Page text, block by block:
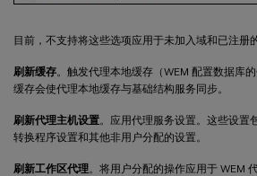
目前，不支持将这些选项应用于未加入域和已注册
刷新缓存。触发代理本地缓存（WEM 配置数据库
缓存会使代理本地缓存与基础结构服务同步。
刷新代理主机设置。应用代理服务设置。这些设置
转换程序设置和其他非用户分配的设置。
刷新工作区代理。将用户分配的操作应用于 WEM